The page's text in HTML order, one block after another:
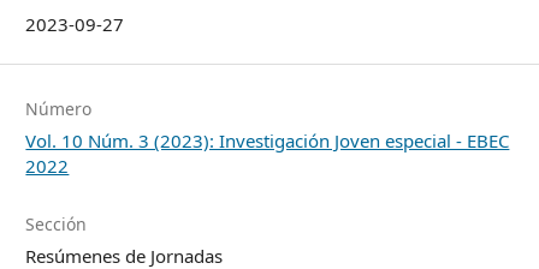
2023-09-27
Número
Vol. 10 Núm. 3 (2023): Investigación Joven especial - EBEC
2022
Sección
Resúmenes de Jornadas